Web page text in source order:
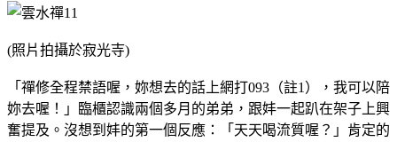
(照片拍攝於寂光寺)
「禪修全程禁語喔，妳想去的話上網打093（註1），我可以陪
妳去喔！」臨櫃認識兩個多月的弟弟，跟妦一起趴在架子上興
奮提及。沒想到妦的第一個反應：「天天喝流質喔？」肯定的